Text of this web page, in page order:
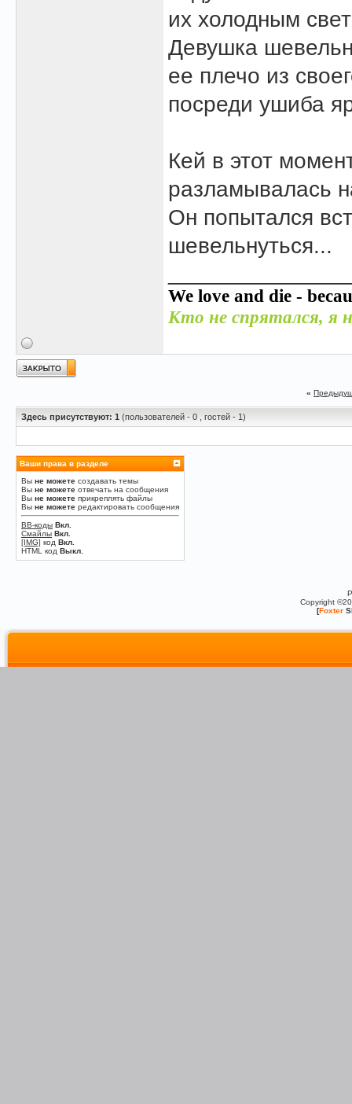
их холодным
Девушка
ее плечо из
посреди ушиба
Кей в этот
разламывалась
Он попытался
шевельнуться...
We love and die -
Кто не спрятался, я
«
Здесь присутствуют: 1 (пользователей - 0 , гостей - 1)
Ваши права в разделе
Вы не можете создавать темы
Вы не можете отвечать на сообщения
Вы не можете прикреплять файлы
Вы не можете редактировать сообщения
BB-коды Вкл.
Смайлы Вкл.
[IMG] код Вкл.
HTML код Выкл.
Copyright
[Foxter